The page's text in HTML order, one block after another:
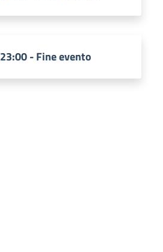
23:00 - Fine evento